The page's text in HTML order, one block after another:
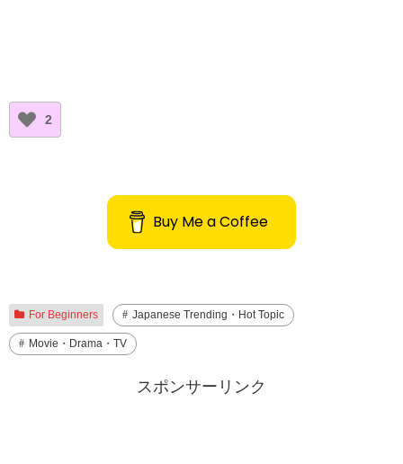
2
Buy Me a Coffee
For Beginners Japanese Trending・Hot Topic
Movie・Drama・TV
スポンサーリンク